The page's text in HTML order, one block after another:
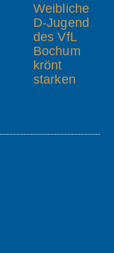
Weibliche
D-Jugend
des VfL
Bochum
krönt
starken